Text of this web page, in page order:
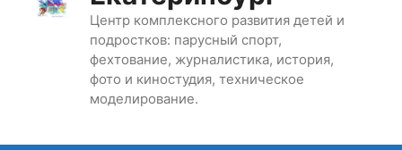
Центр комплексного развития детей и
подростков: парусный спорт,
фехтование, журналистика, история,
фото и киностудия, техническое
моделирование.